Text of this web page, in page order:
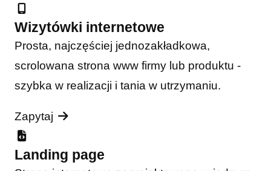
Wizytówki internetowe
Prosta, najczęściej jednozakładkowa,
scrolowana strona www firmy lub produktu -
szybka w realizacji i tania w utrzymaniu.
Zapytaj
Landing page